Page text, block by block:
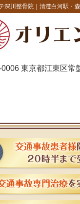
深川整骨院｜清澄白河駅・
0006 東京都江東区常